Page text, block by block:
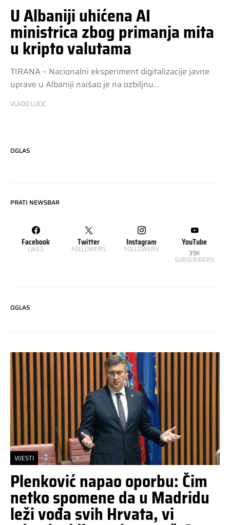
U Albaniji uhićena AI
ministrica zbog primanja mita
u kripto valutama
TIRANA – Nacionalni eksperiment digitalizacije javne
uprave u Albaniji naišao je na ozbiljnu…
VLADO LUCIĆ
OGLAS
PRATI NEWSBAR
Facebook
LIKES
Twitter
FOLLOWERS
Instagram
FOLLOWERS
YouTube
39K
SUBSCRIBERS
OGLAS
VIJESTI
Plenković napao oporbu: Čim
netko spomene da u Madridu
leži vođa svih Hrvata, vi